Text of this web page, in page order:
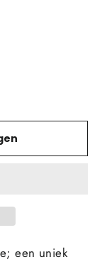
een uniek